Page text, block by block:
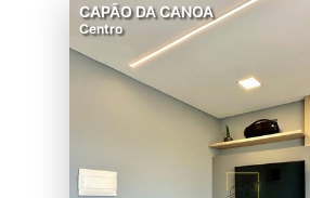
CAPÃO DA CANOA
Centro